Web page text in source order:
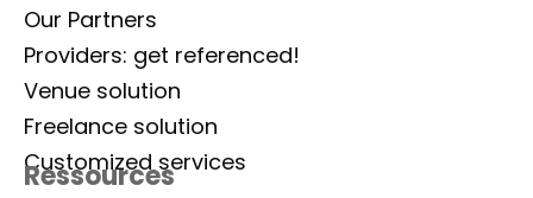
Our Partners
Providers: get referenced!
Venue solution
Freelance solution
Customized services
Ressources